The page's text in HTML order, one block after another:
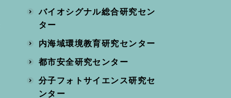
バイオシグナル総合研究セン
ター
内海域環境教育研究センター
都市安全研究センター
分子フォトサイエンス研究セ
ンター